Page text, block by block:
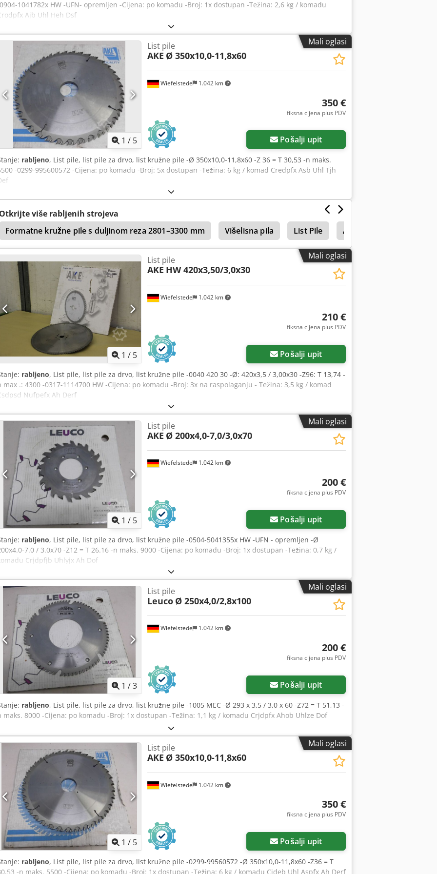
1041782x HW -UFN- opremljen -Cijena: po komadu -Broj: 1x dostupan -Težina: 2,6 kg / komadu
Ajb Uhl Heh Dsf
Mali oglasi
1 / 5
Wiefelstede 1.042 km
List pile
AKE Ø 350x10,0-11,8x60
350 €
fiksna cijena plus PDV
Pošalji upit
rabljeno, List pile, list pile za drvo, list kružne pile -Ø 350x10,0-11,8x60 -Z 36 = T 30,53 -n maks.
-0299-995600572 -Cijena: po komadu -Broj: 5x dostupan -Težina: 6 kg / komad Credpfx Asb Uhl Tjh
Otkrijte više rabljenih strojeva
Formatne kružne pile s duljinom reza 2801–3300 mm
Višelisna pila List Pile Ake Supersilent
Mali oglasi
1 / 5
Wiefelstede 1.042 km
List pile
AKE HW 420x3,50/3,0x30
210 €
fiksna cijena plus PDV
Pošalji upit
rabljeno, List pile, list pile za drvo, list kružne pile -0040 420 30 -Ø: 420x3,5 / 3,00x30 -Z96: T 13,74 -
max .: 4300 -0317-1114700 HW -Cijena: po komadu -Broj: 3x na raspolaganju - Težina: 3,5 kg / komad
Nufpefx Ah Derf
Mali oglasi
1 / 5
Wiefelstede 1.042 km
List pile
AKE Ø 200x4,0-7,0/3,0x70
200 €
fiksna cijena plus PDV
Pošalji upit
rabljeno, List pile, list pile za drvo, list kružne pile -0504-5041355x HW -UFN - opremljen -Ø
7.0 / 3.0x70 -Z12 = T 26.16 -n maks. 9000 -Cijena: po komadu -Broj: 1x dostupan -Težina: 0,7 kg /
Crjdpfjb Uhlyjx Ah Dof
Mali oglasi
1 /3
Wiefelstede 1.042 km
List pile
Leuco Ø 250x4,0/2,8x100
200 €
fiksna cijena plus PDV
Pošalji upit
rabljeno, List pile, list pile za drvo, list kružne pile -1005 MEC -Ø 293 x 3,5 / 3,0 x 60 -Z72 = T 51,13 -
maks. 8000 -Cijena: po komadu -Broj: 1x dostupan -Težina: 1,1 kg / komadu Crjdpfx Ahob Uhlze Dof
Mali oglasi
1 / 5
Wiefelstede 1.042 km
List pile
AKE Ø 350x10,0-11,8x60
350 €
fiksna cijena plus PDV
Pošalji upit
rabljeno, List pile, list pile za drvo, list kružne pile -0299-99560572 -Ø 350x10,0-11,8x60 -Z36 = T
-n maks. 5500 -Cijena: po komadu -Broj: 1x dostupan -Težina: 6 kg / komadu Cjdeb Uhl Aspfx Ah Derf